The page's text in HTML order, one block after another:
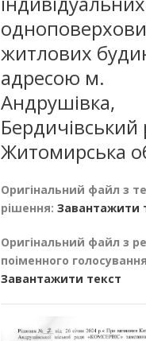
житлових
адресою м.
Андрушівка,
Бердичівський
Житомирська
Оригінальний файл з
рішення: Завантажити
Оригінальний файл з
поіменного
Завантажити текст